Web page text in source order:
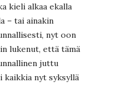
kieli alkaa ekalla
– tai ainakin
nyt oon
lukenut, että tämä
juttu
kaikkia nyt syksyllä